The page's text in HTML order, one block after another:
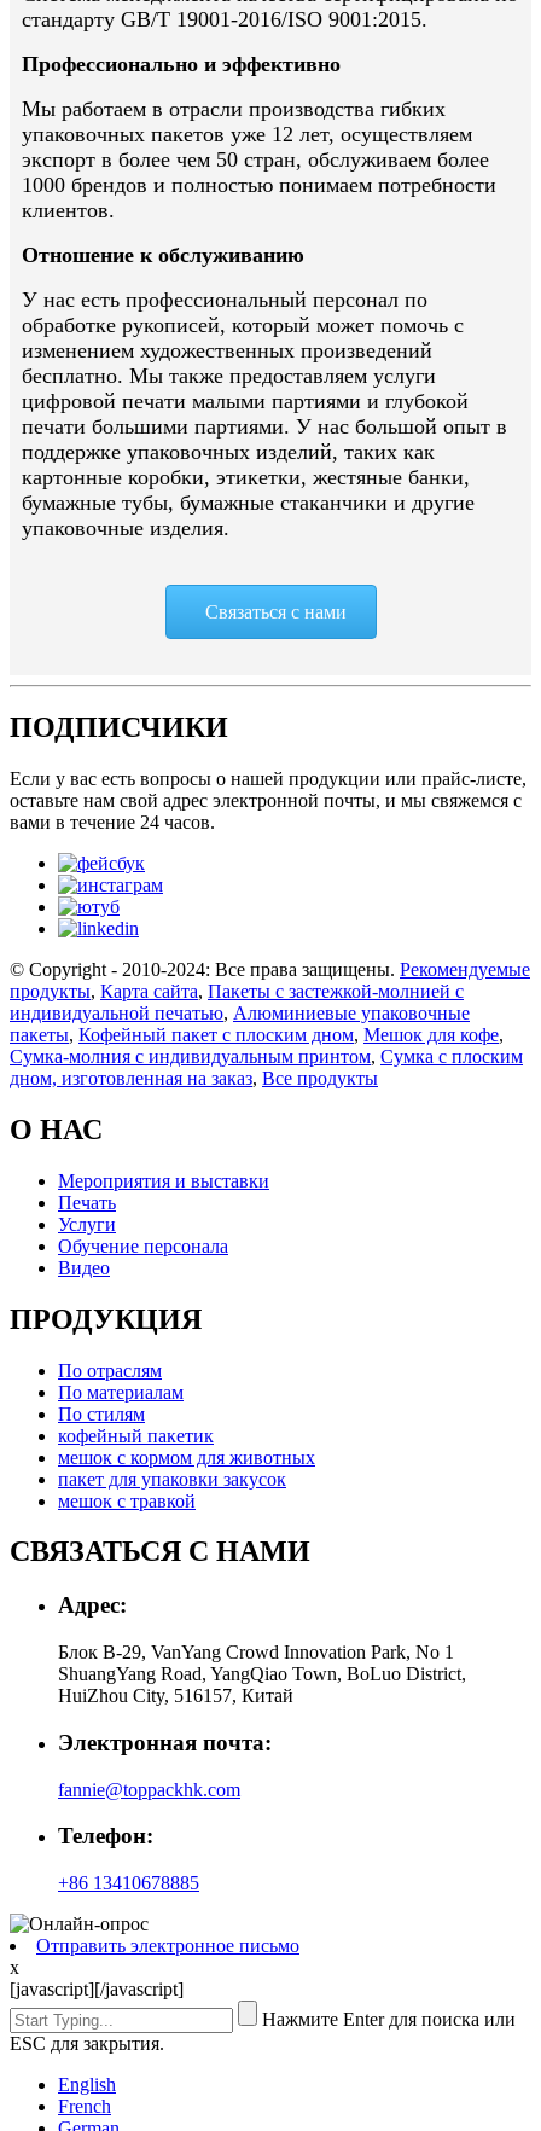
стандарту GB/T 19001-2016/ISO 9001:2015.
Профессионально и эффективно
Мы работаем в отрасли производства гибких
упаковочных пакетов уже 12 лет, осуществляем
экспорт в более чем 50 стран, обслуживаем более
1000 брендов и полностью понимаем потребности
клиентов.
Отношение к обслуживанию
У нас есть профессиональный персонал по
обработке рукописей, который может помочь с
изменением художественных произведений
бесплатно. Мы также предоставляем услуги
цифровой печати малыми партиями и глубокой
печати большими партиями. У нас большой опыт в
поддержке упаковочных изделий, таких как
картонные коробки, этикетки, жестяные банки,
бумажные тубы, бумажные стаканчики и другие
упаковочные изделия.
Связаться с нами
ПОДПИСЧИКИ
Если у вас есть вопросы о нашей продукции или прайс-листе,
оставьте нам свой адрес электронной почты, и мы свяжемся с
вами в течение 24 часов.
© Copyright - 2010-2024: Все права защищены. Рекомендуемые
продукты, Карта сайта, Пакеты с застежкой-молнией с
индивидуальной печатью, Алюминиевые упаковочные
пакеты, Кофейный пакет с плоским дном, Мешок для кофе,
Сумка-молния с индивидуальным принтом, Сумка с плоским
дном, изготовленная на заказ, Все продукты
О НАС
Мероприятия и выставки
Печать
Услуги
Обучение персонала
Видео
ПРОДУКЦИЯ
По отраслям
По материалам
По стилям
кофейный пакетик
мешок с кормом для животных
пакет для упаковки закусок
мешок с травкой
СВЯЗАТЬСЯ С НАМИ
Адрес:
Блок B-29, VanYang Crowd Innovation Park, No 1
ShuangYang Road, YangQiao Town, BoLuo District,
HuiZhou City, 516157, Китай
Электронная почта:
fannie@toppackhk.com
Телефон:
+86 13410678885
Отправить электронное письмо
x
[javascript][/javascript]
Нажмите Enter для поиска или
ESC для закрытия.
English
French